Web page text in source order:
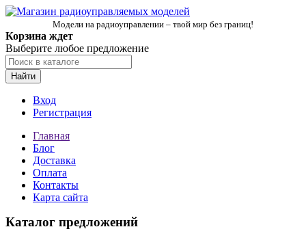
Модели на радиоуправлении – твой мир без границ!
Корзина ждет
Выберите любое предложение
Найти
Вход
Регистрация
Главная
Блог
Доставка
Оплата
Контакты
Карта сайта
Каталог предложений